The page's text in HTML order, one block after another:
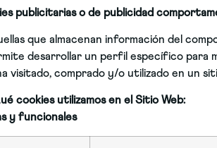
publicitarias o de publicidad
que almacenan información del
desarrollar un perfil específico para
visitado, comprado y/o utilizado en un
cookies utilizamos en el Sitio Web:
y funcionales